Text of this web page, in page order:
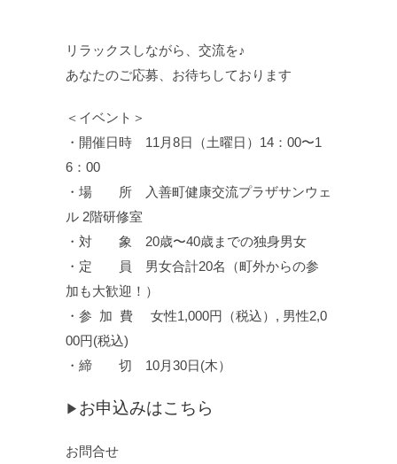
リラックスしながら、交流を♪
あなたのご応募、お待ちしております
＜イベント＞
・開催日時 11月8日（土曜日）14：00〜1
6：00
・場 所 入善町健康交流プラザサンウェ
ル 2階研修室
・対 象 20歳〜40歳までの独身男女
・定 員 男女合計20名（町外からの参
加も大歓迎！）
・参 加 費 女性1,000円（税込）, 男性2,0
00円(税込)
・締 切 10月30日(木）
▶ お申込みはこちら
お問合せ